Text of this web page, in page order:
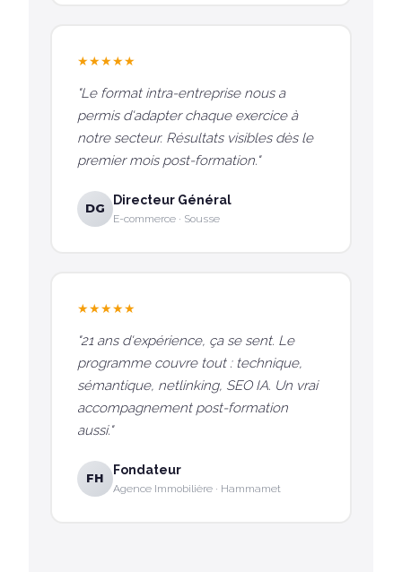
★★★★★
"Le format intra-entreprise nous a
permis d'adapter chaque exercice à
notre secteur. Résultats visibles dès le
premier mois post-formation."
DG
Directeur Général
E-commerce · Sousse
★★★★★
"21 ans d'expérience, ça se sent. Le
programme couvre tout : technique,
sémantique, netlinking, SEO IA. Un vrai
accompagnement post-formation
aussi."
FH
Fondateur
Agence Immobilière · Hammamet